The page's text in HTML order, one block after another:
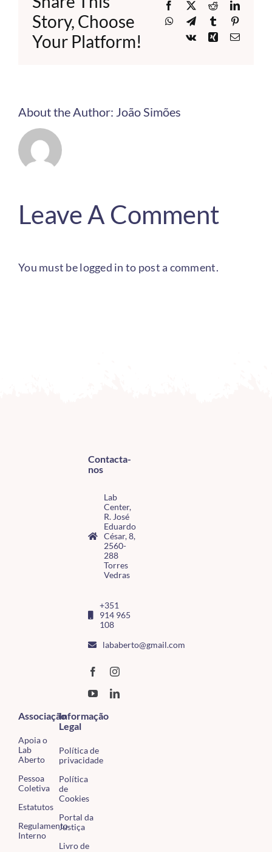
Story, Choose
Your Platform!
Facebook
X Reddit
WhatsApp
TelegramTumblr
Vk
XingEmail
About the Author: João Simões
Leave A Comment
You must belogged in to post a comment.
Contacta-
nos
Lab
Center,
R. José
Eduardo
César, 8,
2560-
288
Torres
Vedras
+351
914 965
108
lababerto@gmail.com
Associação
Apoia o
Lab
Aberto
Pessoa
Coletiva
Estatutos
Regulamento
Interno
Informação
Legal
Política de
privacidade
Política
de
Cookies
Portal da
Justiça
Livro de